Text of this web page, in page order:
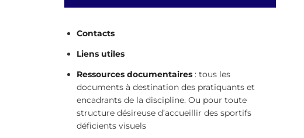
Contacts
Liens utiles
Ressources documentaires : tous les
documents à destination des pratiquants et
encadrants de la discipline. Ou pour toute
structure désireuse d’accueillir des sportifs
déficients visuels